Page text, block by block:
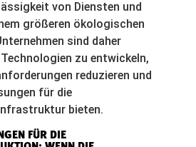
von Diensten und
größeren ökologischen
sind daher
zu entwickeln,
reduzieren und
für die
bieten.
FÜR DIE